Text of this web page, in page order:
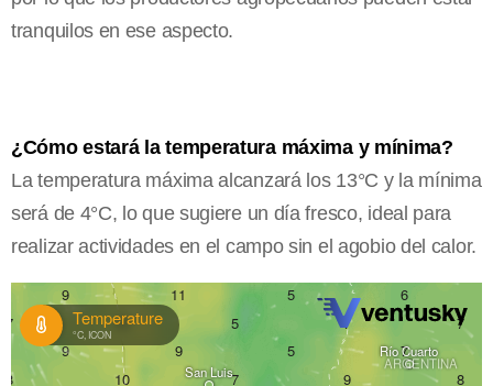
tranquilos en ese aspecto.
¿Cómo estará la temperatura máxima y mínima?
La temperatura máxima alcanzará los 13°C y la mínima
será de 4°C, lo que sugiere un día fresco, ideal para
realizar actividades en el campo sin el agobio del calor.